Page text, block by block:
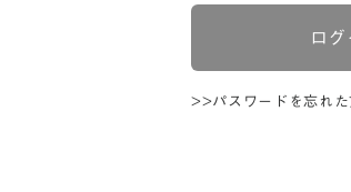
ログ
>>パスワードを忘れた